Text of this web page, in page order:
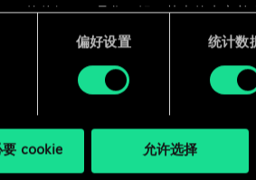
的偏好。一旦您了解了其中的内容并
偏好设置 统计数
要 cookie 允许选择